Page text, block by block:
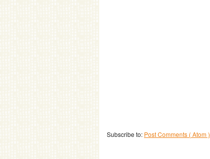
Subscribe to: Post Comments ( Atom )